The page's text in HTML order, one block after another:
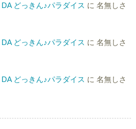
どっきん♪パラダイス に 名無しさ
どっきん♪パラダイス に 名無しさ
どっきん♪パラダイス に 名無しさ